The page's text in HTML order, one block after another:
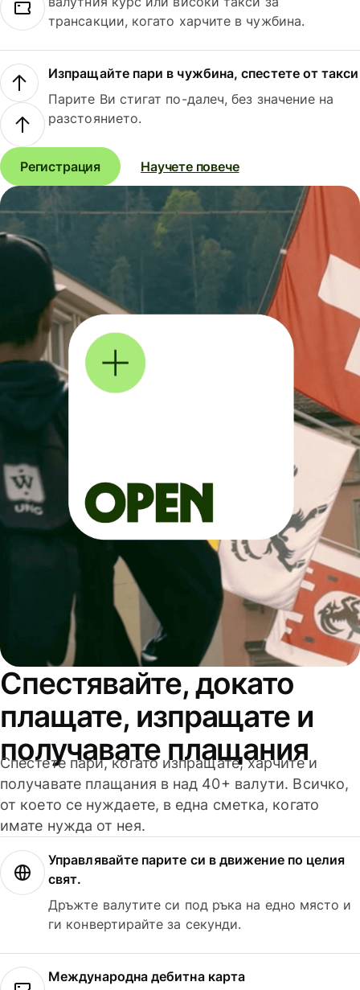
трансакции, когато харчите в чужбина.
Изпращайте пари в чужбина, спестете от такси
Парите Ви стигат по-далеч, без значение на
разстоянието.
Регистрация Научете повече
Спестявайте, докато
плащате, изпращате и
получавате плащания
Спестете пари, когато изпращате, харчите и
получавате плащания в над 40+ валути. Всичко,
от което се нуждаете, в една сметка, когато
имате нужда от нея.
Управлявайте парите си в движение по целия
свят.
Дръжте валутите си под ръка на едно място и
ги конвертирайте за секунди.
Международна дебитна карта